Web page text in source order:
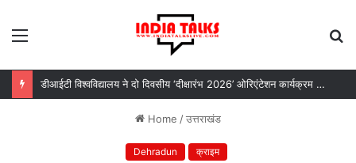
डीआईटी विश्वविद्यालय ने दो दिवसीय ‘दीक्षारंभ 2026’ ओरिएंटेशन कार्यक्रम का किया आयोजन
Home /उत्तराखंड
Dehradun क्राइम